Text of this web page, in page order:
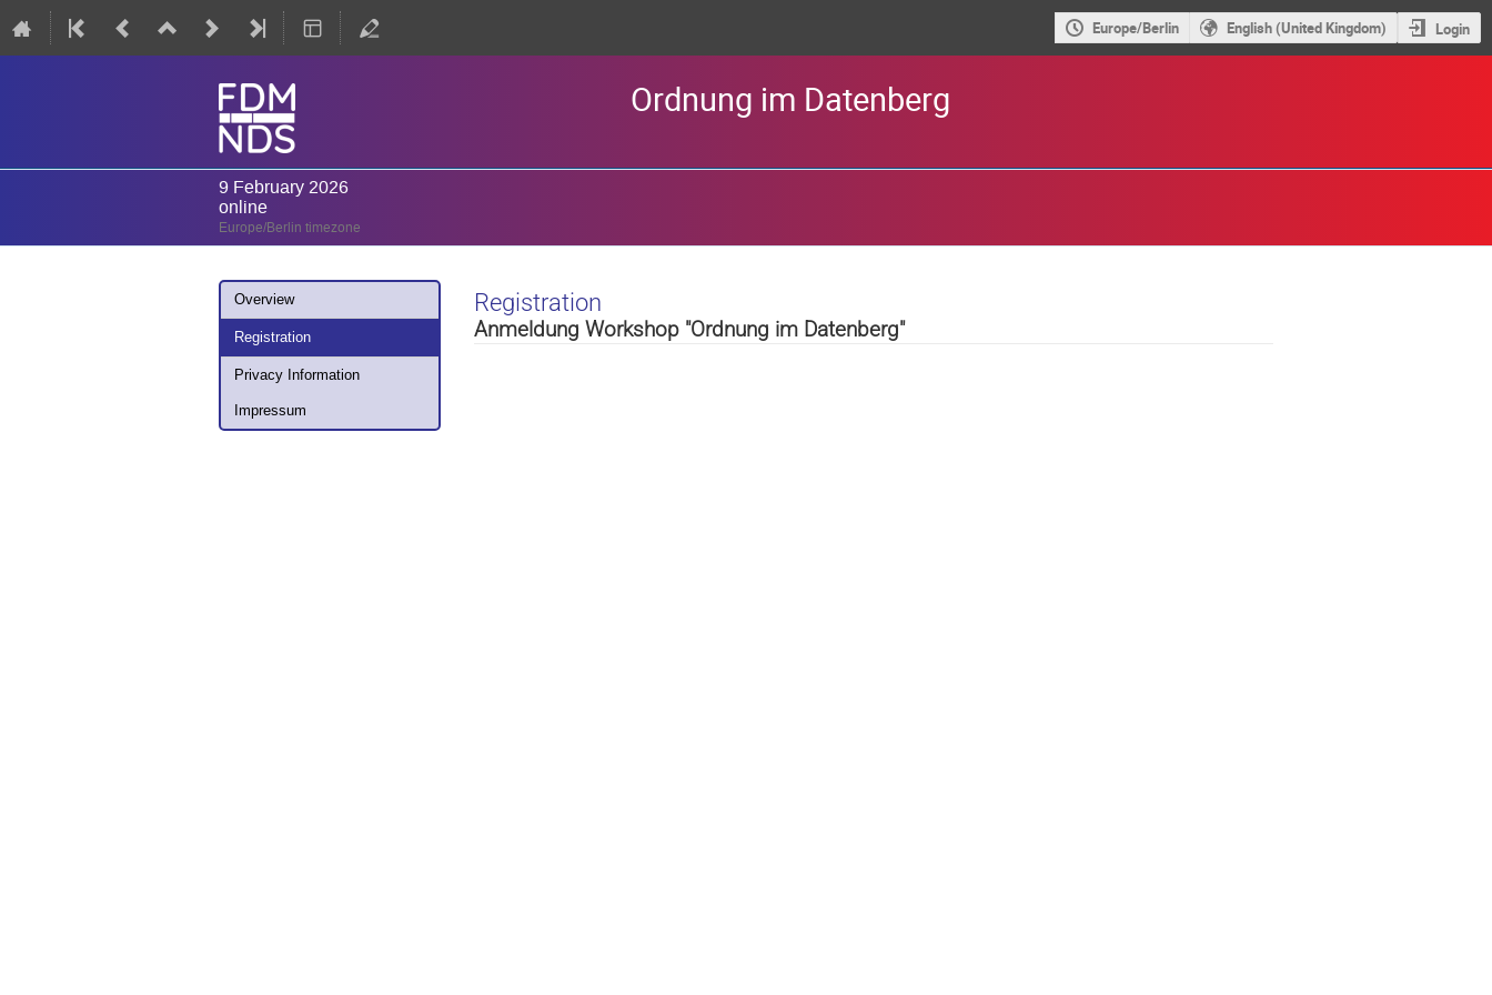
Europe/Berlin English (United Kingdom) Login
Ordnung im Datenberg
9 February 2026
online
Europe/Berlin timezone
Event
menu
Overview
Registration
Privacy Information
Impressum
Registration
Anmeldung Workshop "Ordnung im Datenberg"